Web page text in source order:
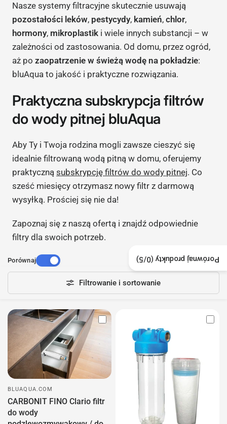
Nasze systemy filtracyjne skutecznie usuwają
pozostałości leków, pestycydy, kamień,chlor,
hormony, mikroplastik i wiele innych substancji – w
zależności od zastosowania. Od domu, przez ogród,
aż pozaopatrzenie w świeżą wodę na pokładzie:
bluAqua to jakość i praktyczne rozwiązania.
Praktyczna subskrypcja filtrów
do wody pitnej bluAqua
Aby Ty i Twoja rodzina mogli zawsze cieszyć się
idealnie filtrowaną wodą pitną w domu, oferujemy
praktycznąsubskrypcję filtrów do wody pitnej. Co
sześć miesięcy otrzymasz nowy filtr z darmową
wysyłką. Prościej się nie da!
Zapoznaj się z naszą ofertą i znajdź odpowiednie
filtry dla swoich potrzeb.
Porównaj 4 produkty
Filtrowanie i sortowanie
BLUAQUA.COM
CARBONIT FINO Clario filtr
do wody
Porównaj produkty (
0
/5)